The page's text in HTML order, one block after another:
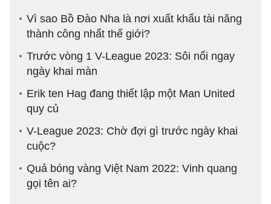
Vì sao Bồ Đào Nha là nơi xuất khẩu tài năng
thành công nhất thế giới?
Trước vòng 1 V-League 2023: Sôi nổi ngay
ngày khai màn
Erik ten Hag đang thiết lập một Man United
quy củ
V-League 2023: Chờ đợi gì trước ngày khai
cuộc?
Quả bóng vàng Việt Nam 2022: Vinh quang
gọi tên ai?